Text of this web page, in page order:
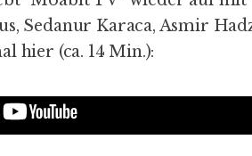
Sedanur Karaca, Asmir
hier (ca. 14 Min.):